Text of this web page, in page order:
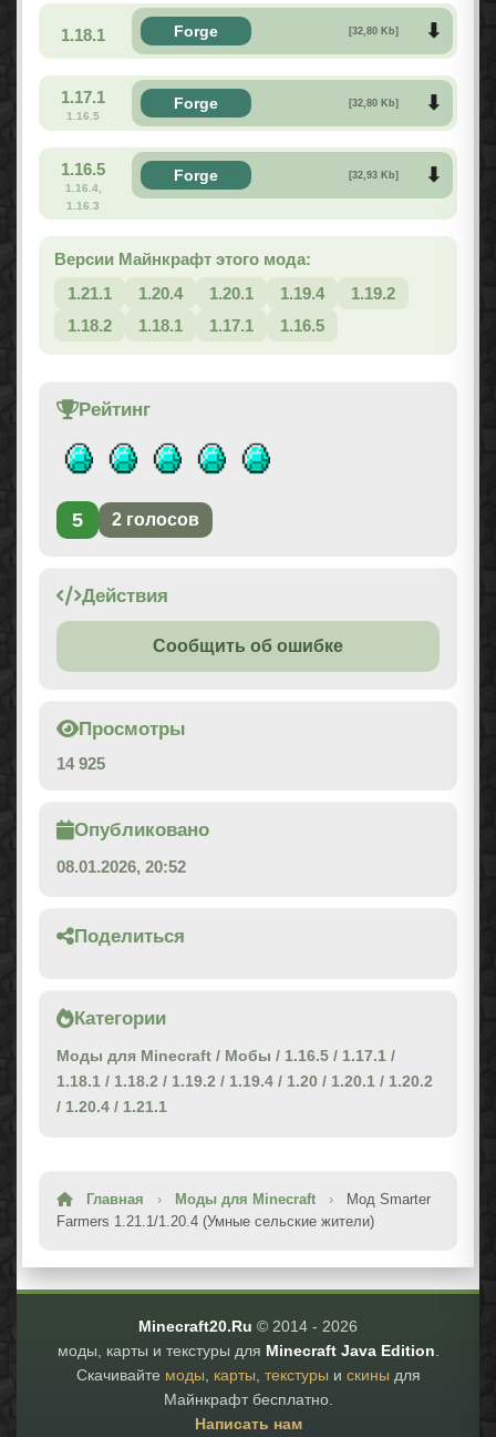
1.18.1 Forge [32,80 Kb]
1.17.1
1.16.5
Forge [32,80 Kb]
1.16.5
1.16.4,
1.16.3
Forge [32,93 Kb]
Версии Майнкрафт этого мода:
1.21.1
1.20.4 1.20.1 1.19.4
1.19.2
1.18.2
1.18.1 1.17.1 1.16.5
Рейтинг
5 2 голосов
Действия
Сообщить об ошибке
Просмотры
14 925
Опубликовано
08.01.2026, 20:52
Поделиться
Категории
Моды для Minecraft / Мобы / 1.16.5 / 1.17.1 /
1.18.1 / 1.18.2 / 1.19.2 / 1.19.4 / 1.20 / 1.20.1 / 1.20.2
/ 1.20.4 / 1.21.1
Главная › Моды для Minecraft ›
Мод Smarter
Farmers 1.21.1/1.20.4 (Умные сельские жители)
Minecraft20.Ru © 2014 - 2026
моды, карты и текстуры для Minecraft Java Edition
Скачивайте моды карты текстуры и скины для
Майнкрафт бесплатно.
Написать нам